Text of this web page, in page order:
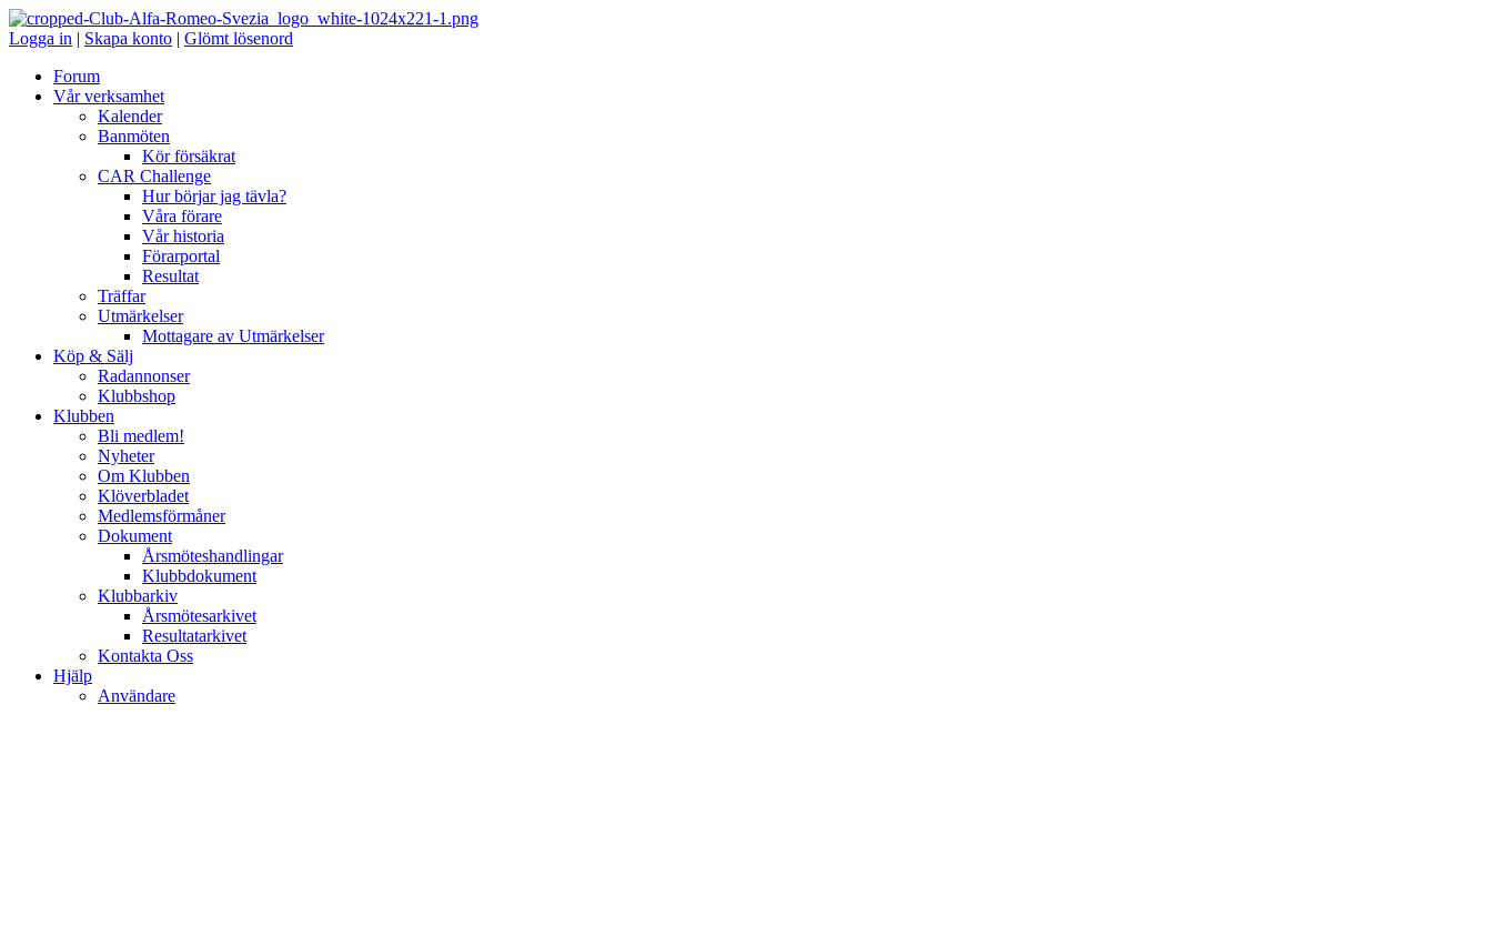
Logga in | Skapa konto | Glömt lösenord
Forum
Vår verksamhet
Kalender
Banmöten
Kör försäkrat
CAR Challenge
Hur börjar jag tävla?
Våra förare
Vår historia
Förarportal
Resultat
Träffar
Utmärkelser
Mottagare av Utmärkelser
Köp & Sälj
Radannonser
Klubbshop
Klubben
Bli medlem!
Nyheter
Om Klubben
Klöverbladet
Medlemsförmåner
Dokument
Årsmöteshandlingar
Klubbdokument
Klubbarkiv
Årsmötesarkivet
Resultatarkivet
Kontakta Oss
Hjälp
Användare